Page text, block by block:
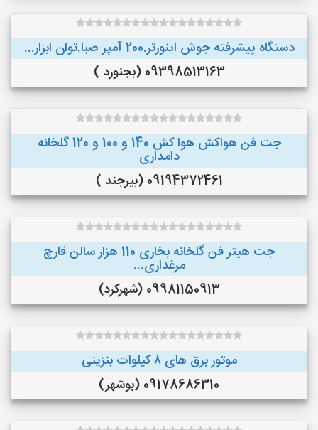
دستگاه پیشرفته جوش اینورتر.200 آمپر صبا.توان ابزار...
09398513163 (بجنورد )
جت فن هواکش هوا کش 140 و 100 و 120 گلخانه
دامداری
09194372461 (بیرجند )
جت هیتر فن گلخانه بخاری 110 هزار سالن قارچ
مرغداری...
09981150913 (شهرکرد)
موتور برق های ٨ کیلوات بنزینی
09178686310 (بوشهر)